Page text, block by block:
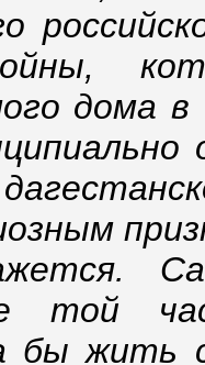
дома
той
бы жить